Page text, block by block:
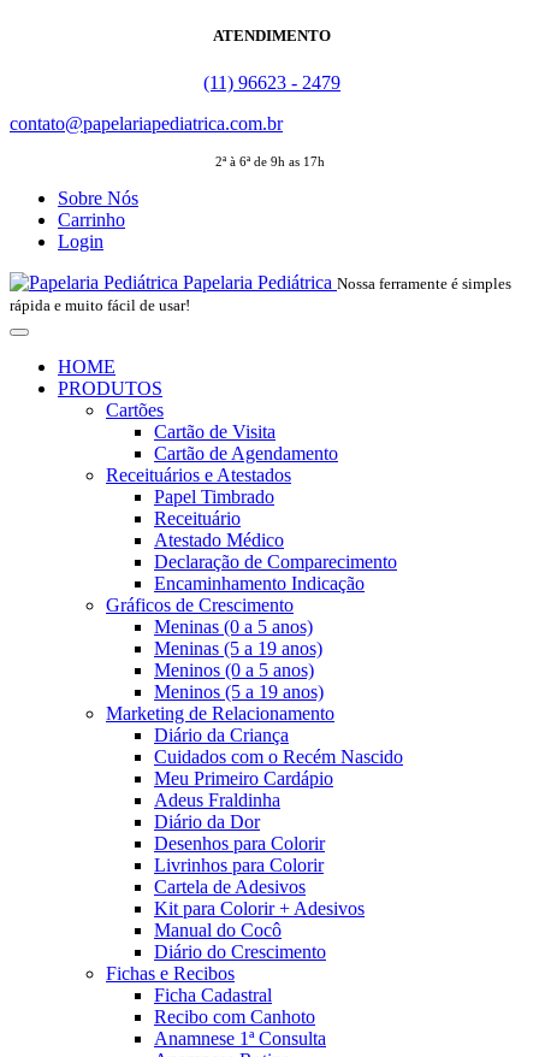
ATENDIMENTO
(11) 96623 - 2479
contato@papelariapediatrica.com.br
2ª à 6ª de 9h as 17h
Sobre Nós
Carrinho
Login
Papelaria Pediátrica Nossa ferramente é simples
rápida e muito fácil de usar!
HOME
PRODUTOS
Cartões
Cartão de Visita
Cartão de Agendamento
Receituários e Atestados
Papel Timbrado
Receituário
Atestado Médico
Declaração de Comparecimento
Encaminhamento Indicação
Gráficos de Crescimento
Meninas (0 a 5 anos)
Meninas (5 a 19 anos)
Meninos (0 a 5 anos)
Meninos (5 a 19 anos)
Marketing de Relacionamento
Diário da Criança
Cuidados com o Recém Nascido
Meu Primeiro Cardápio
Adeus Fraldinha
Diário da Dor
Desenhos para Colorir
Livrinhos para Colorir
Cartela de Adesivos
Kit para Colorir + Adesivos
Manual do Cocô
Diário do Crescimento
Fichas e Recibos
Ficha Cadastral
Recibo com Canhoto
Anamnese 1ª Consulta